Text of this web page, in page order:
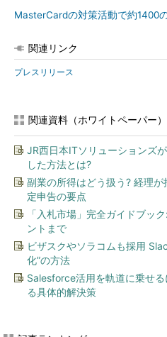
MasterCardの対策活動で約1400
関連リンク
プレスリリース
関連資料（ホワイトペーパー）
JR西日本ITソリューションズ
した方法とは?
副業の所得はどう扱う? 経理
定申告の要点
「入札市場」完全ガイドブッ
ントまで
ビザスクやソラコムも採用
化”の方法
Salesforce活用を軌道に乗せる
る具体的解決策